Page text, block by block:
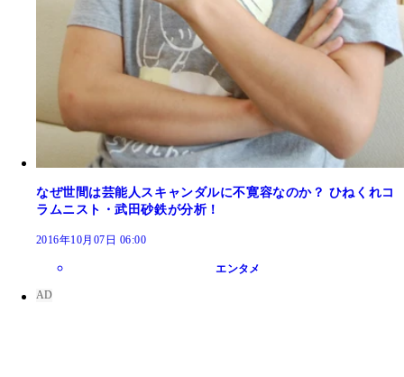
なぜ世間は芸能人スキャンダルに不寛容なのか？ ひねくれコ
ラムニスト・武田砂鉄が分析！
2016年10月07日 06:00
エンタメ